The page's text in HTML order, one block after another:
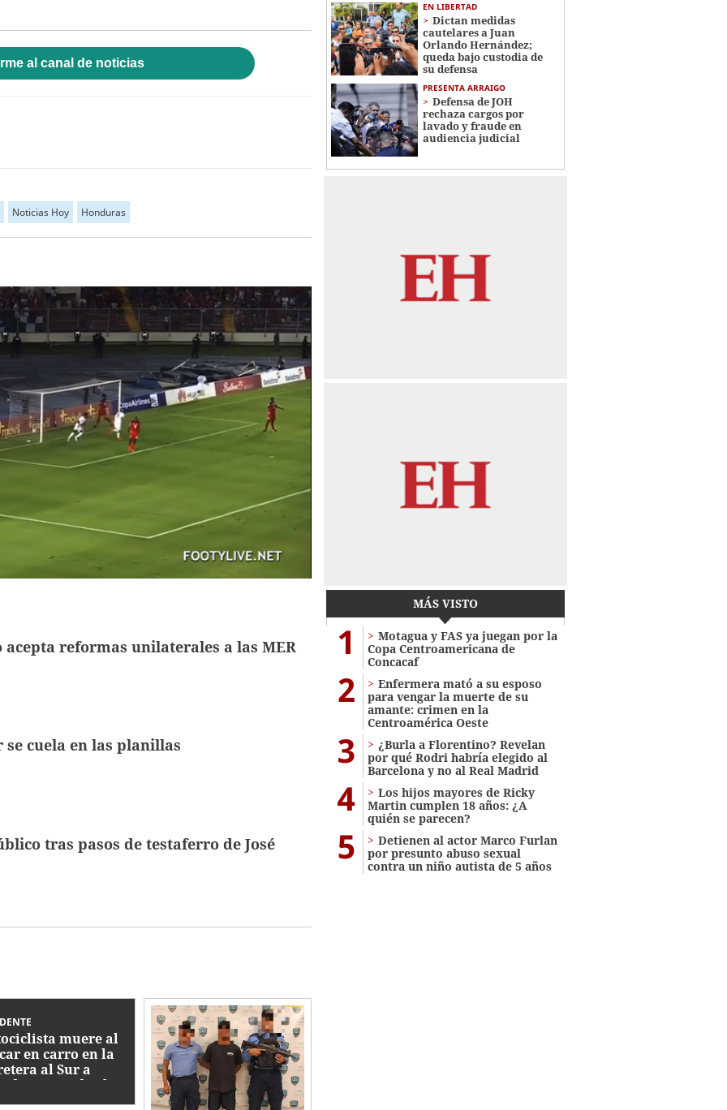
al canal de noticias
Noticias Hoy Honduras
acepta reformas unilaterales a las MER
cuela en las planillas
tras pasos de testaferro de José
muere al
en carro en la
al Sur a
de El
EN LIBERTAD
Dictan medidas
cautelares a Juan
Orlando Hernández;
queda bajo custodia de
su defensa
PRESENTA ARRAIGO
Defensa de JOH
rechaza cargos por
lavado y fraude en
audiencia judicial
MÁS VISTO
1
Motagua y FAS ya juegan por la
Copa Centroamericana de
Concacaf
2
Enfermera mató a su esposo
para vengar la muerte de su
amante: crimen en la
Centroamérica Oeste
3
¿Burla a Florentino? Revelan
por qué Rodri habría elegido al
Barcelona y no al Real Madrid
4
Los hijos mayores de Ricky
Martin cumplen 18 años: ¿A
quién se parecen?
5
Detienen al actor Marco Furlan
por presunto abuso sexual
contra un niño autista de 5 años